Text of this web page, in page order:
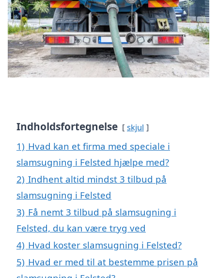
Indholdsfortegnelse skjul
1) Hvad kan et firma med speciale i
slamsugning i Felsted hjælpe med?
2) Indhent altid mindst 3 tilbud på
slamsugning i Felsted
3) Få nemt 3 tilbud på slamsugning i
Felsted, du kan være tryg ved
4) Hvad koster slamsugning i Felsted?
5) Hvad er med til at bestemme prisen på